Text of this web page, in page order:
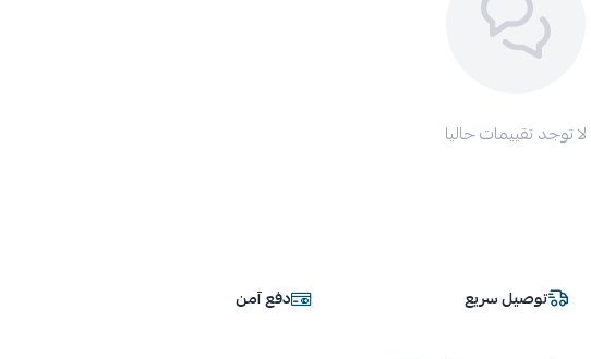
لا توجد تقييمات حاليا
توصيل سريع دفع آمن